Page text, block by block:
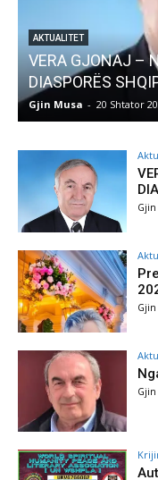
AKTUALITET
Pregaditi
Gjin Musa - 8
Gjin
Gjin
Gjin